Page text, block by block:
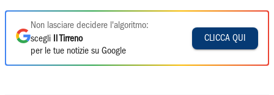
Non lasciare decidere l'algoritmo:
scegli
Il Tirreno
per le tue notizie su Google
CLICCA QUI